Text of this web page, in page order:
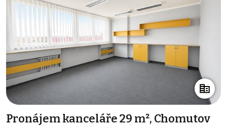
Pronájem kanceláře 29 m², Chomutov